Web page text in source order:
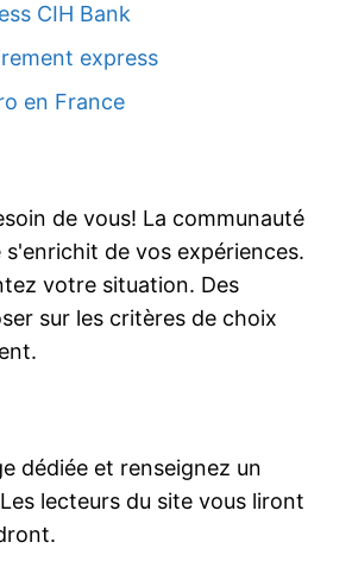
CIH Bank
express
en France
de vous! La communauté
s'enrichit de vos expériences.
votre situation. Des
sur les critères de choix
dédiée et renseignez un
lecteurs du site vous liront